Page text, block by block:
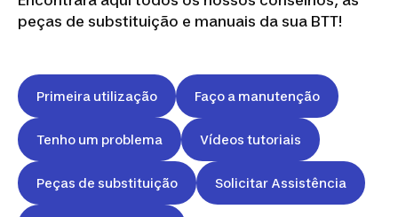
peças de substituição e manuais da sua BTT!
Primeira utilização Faço a manutenção
Tenho um problema Vídeos tutoriais
Peças de substituição Solicitar Assistência